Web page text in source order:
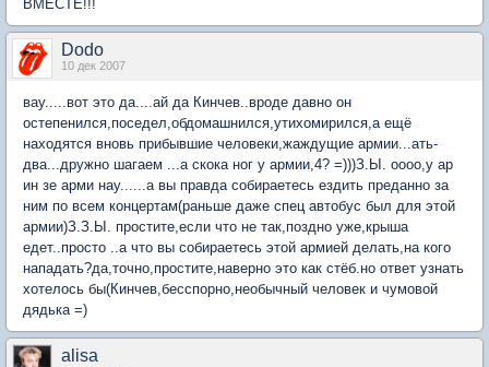
ВМЕСТЕ!!!
Dodo
10 дек 2007
вау.....вот это да....ай да Кинчев..вроде давно он
остепенился,поседел,обдомашнился,утихомирился,а ещё
находятся вновь прибывшие человеки,жаждущие армии...ать-
два...дружно шагаем ...а скока ног у армии,4? =)))З.Ы. оооо,у ар
ин зе арми нау......а вы правда собираетесь ездить преданно за
ним по всем концертам(раньше даже спец автобус был для этой
армии)З.З.Ы. простите,если что не так,поздно уже,крыша
едет..просто ..а что вы собираетесь этой армией делать,на кого
нападать?да,точно,простите,наверно это как стёб.но ответ узнать
хотелось бы(Кинчев,бесспорно,необычный человек и чумовой
дядька =)
alisa